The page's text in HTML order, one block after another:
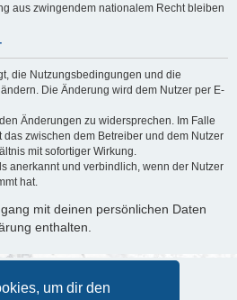
um dir den
aus zwingendem nationalem Recht bleiben
die Nutzungsbedingungen und die
Die Änderung wird dem Nutzer per E-
Änderungen zu widersprechen. Im Falle
zwischen dem Betreiber und dem Nutzer
mit sofortiger Wirkung.
anerkannt und verbindlich, wenn der Nutzer
hat.
mit deinen persönlichen Daten
enthalten.